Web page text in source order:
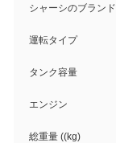
シャーシのブランド
運転タイプ
タンク容量
エンジン
総重量 ((kg)